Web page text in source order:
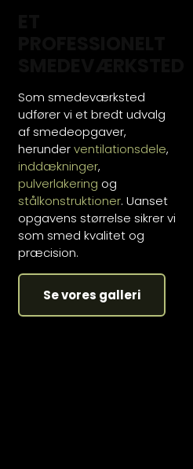
Som smedeværksted
udfører vi et bredt udvalg
af smedeopgaver,
herunderventilationsdele,
inddækninger,
pulverlakering og
stålkonstruktioner. Uanset
opgavens størrelse sikrer vi
som smed kvalitet og
præcision.
Se vores galleri